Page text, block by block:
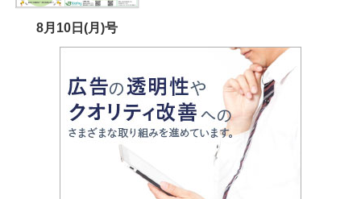
8月10日(月)号